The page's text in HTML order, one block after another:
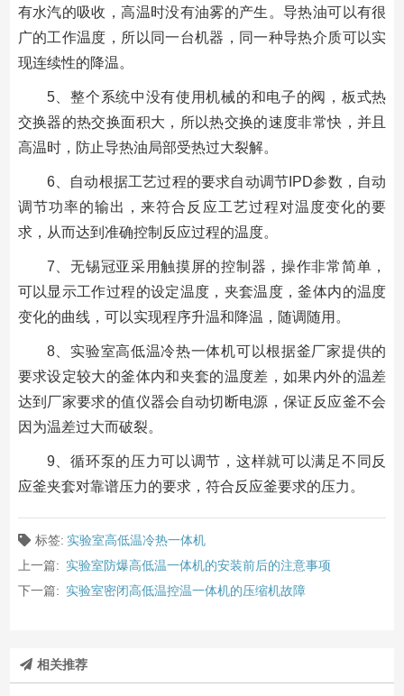
有水汽的吸收，高温时没有油雾的产生。导热油可以有很
广的工作温度，所以同一台机器，同一种导热介质可以实
现连续性的降温。
5、整个系统中没有使用机械的和电子的阀，板式热
交换器的热交换面积大，所以热交换的速度非常快，并且
高温时，防止导热油局部受热过大裂解。
6、自动根据工艺过程的要求自动调节IPD参数，自动
调节功率的输出，来符合反应工艺过程对温度变化的要
求，从而达到准确控制反应过程的温度。
7、无锡冠亚采用触摸屏的控制器，操作非常简单，
可以显示工作过程的设定温度，夹套温度，釜体内的温度
变化的曲线，可以实现程序升温和降温，随调随用。
8、实验室高低温冷热一体机可以根据釜厂家提供的
要求设定较大的釜体内和夹套的温度差，如果内外的温差
达到厂家要求的值仪器会自动切断电源，保证反应釜不会
因为温差过大而破裂。
9、循环泵的压力可以调节，这样就可以满足不同反
应釜夹套对靠谱压力的要求，符合反应釜要求的压力。
标签: 实验室高低温冷热一体机
上一篇: 实验室防爆高低温一体机的安装前后的注意事项
下一篇: 实验室密闭高低温控温一体机的压缩机故障
相关推荐